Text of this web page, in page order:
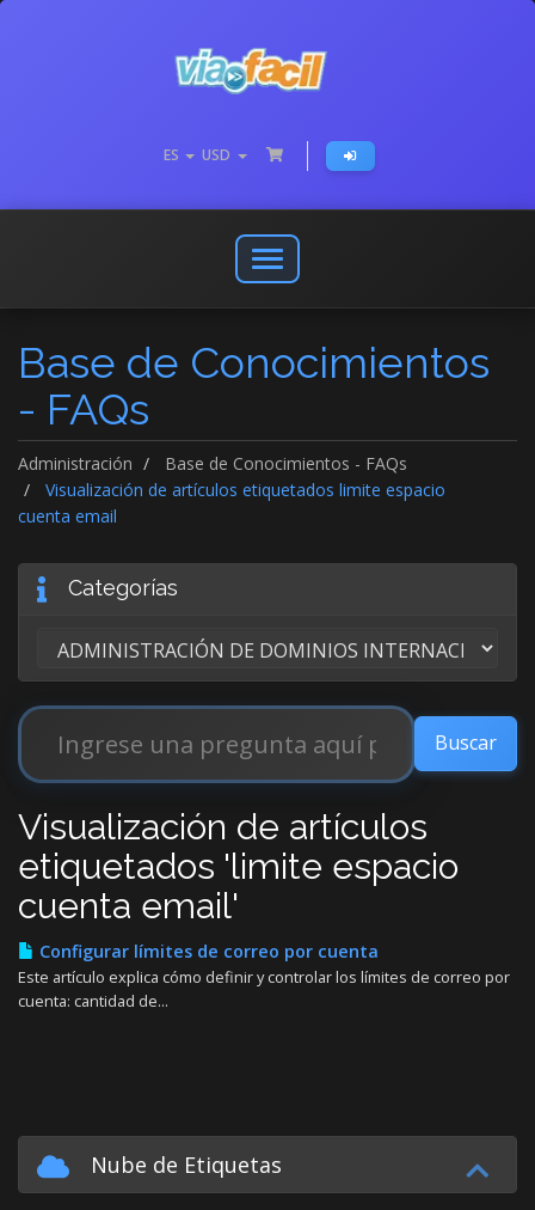
ES USD
Abrir
o
menú
de
Base de Conocimientos
- FAQs
Administración
Base de Conocimientos - FAQs
Visualización de artículos etiquetados limite espacio
cuenta email
Categorías
Visualización de artículos
etiquetados 'limite espacio
cuenta email'
Configurar límites de correo por cuenta
Este artículo explica cómo definir y controlar los límites de correo por
cuenta: cantidad de...
Nube de Etiquetas